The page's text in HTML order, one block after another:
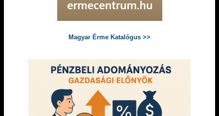
Magyar Érme Katalógus >>